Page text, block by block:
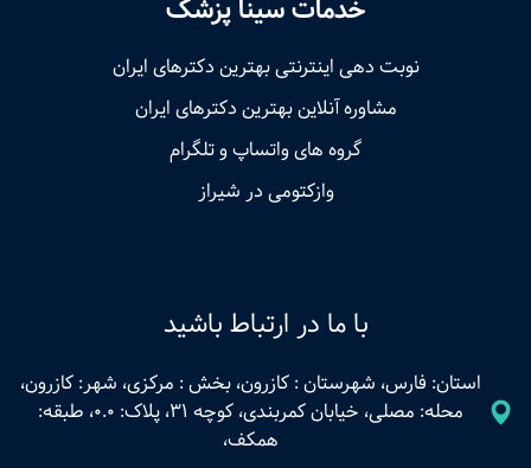
خدمات سینا پزشک
نوبت‌ دهی اینترنتی بهترین دکترهای ایران
مشاوره آنلاین بهترین دکترهای ایران
گروه های واتساپ و تلگرام
وازکتومی در شیراز
با ما در ارتباط باشید
استان: فارس، شهرستان : کازرون، بخش : مرکزی، شهر: کازرون،
محله: مصلی، خیابان کمربندی، کوچه 31، پلاک: 0.0، طبقه:
همکف،